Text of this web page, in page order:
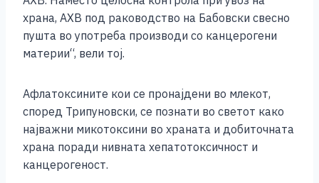
храна, АХВ под раководство на Бабовски свесно
пушта во употреба производи со канцерогени
материи“, вели тој.
Афлатоксините кои се пронајдени во млекот,
според Трипуновски, се познати во светот како
најважни микотоксини во храната и добиточната
храна поради нивната хепатотоксичност и
канцерогеност.